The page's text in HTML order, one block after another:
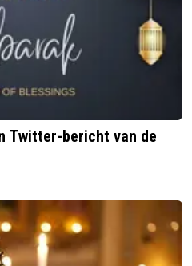
Twitter-bericht van de